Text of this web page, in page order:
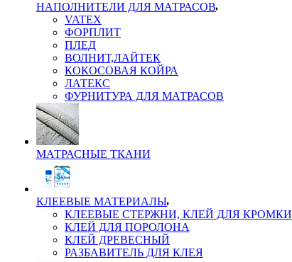
НАПОЛНИТЕЛИ ДЛЯ МАТРАСОВ
VATEX
ФОРПЛИТ
ПЛЕД
ВОЛНИТ,ЛАЙТЕК
КОКОСОВАЯ КОЙРА
ЛАТЕКС
ФУРНИТУРА ДЛЯ МАТРАСОВ
МАТРАСНЫЕ ТКАНИ
КЛЕЕВЫЕ МАТЕРИАЛЫ
КЛЕЕВЫЕ СТЕРЖНИ, КЛЕЙ ДЛЯ КРОМКИ
КЛЕЙ ДЛЯ ПОРОЛОНА
КЛЕЙ ДРЕВЕСНЫЙ
РАЗБАВИТЕЛЬ ДЛЯ КЛЕЯ